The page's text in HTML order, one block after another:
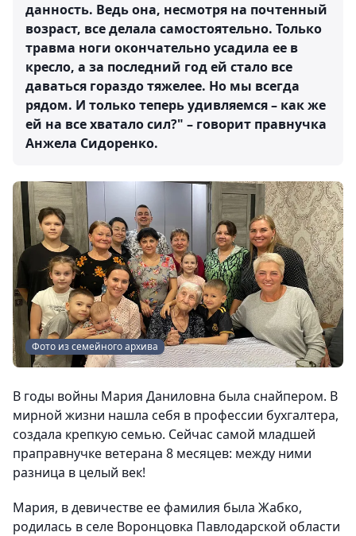
данность. Ведь она, несмотря на почтенный
возраст, все делала самостоятельно. Только
травма ноги окончательно усадила ее в
кресло, а за последний год ей стало все
даваться гораздо тяжелее. Но мы всегда
рядом. И только теперь удивляемся – как же
ей на все хватало сил?" – говорит правнучка
Анжела Сидоренко.
Фото из семейного архива
В годы войны Мария Даниловна была снайпером. В
мирной жизни нашла себя в профессии бухгалтера,
создала крепкую семью. Сейчас самой младшей
праправнучке ветерана 8 месяцев: между ними
разница в целый век!
Мария, в девичестве ее фамилия была Жабко,
родилась в селе Воронцовка Павлодарской области